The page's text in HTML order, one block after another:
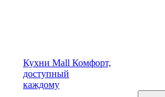
Кухни Mall Комфорт,
доступный
каждому